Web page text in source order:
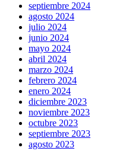
septiembre 2024
agosto 2024
julio 2024
junio 2024
mayo 2024
abril 2024
marzo 2024
febrero 2024
enero 2024
diciembre 2023
noviembre 2023
octubre 2023
septiembre 2023
agosto 2023